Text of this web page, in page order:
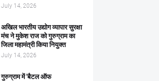
July 14, 2026
अखिल भारतीय उद्योग व्यापार सुरक्षा
मंच ने मुकेश राज को गुरुग्राम का
जिला महामंत्री किया नियुक्त
July 14, 2026
गुरुग्राम में 'बैटल ऑफ